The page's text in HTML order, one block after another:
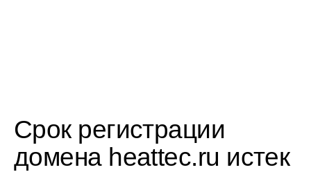
Срок регистрации
домена heattec.ru истек